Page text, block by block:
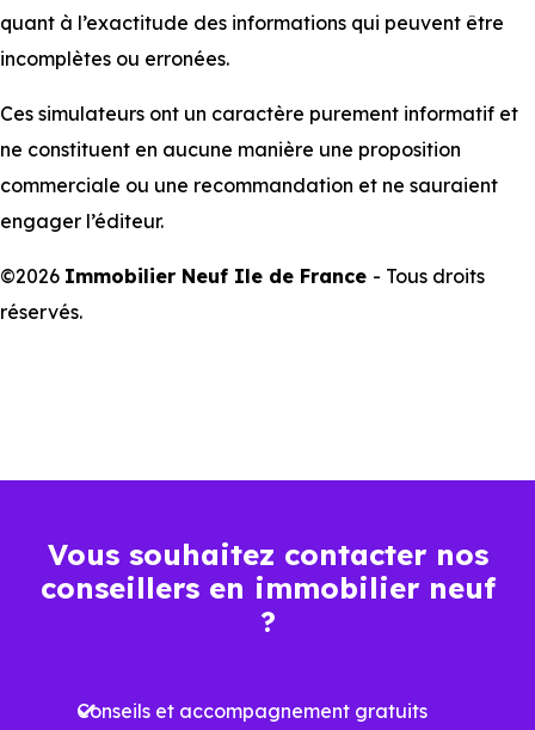
quant à l’exactitude des informations qui peuvent être
incomplètes ou erronées.
Ces simulateurs ont un caractère purement informatif et
ne constituent en aucune manière une proposition
commerciale ou une recommandation et ne sauraient
engager l’éditeur.
©2026 Immobilier Neuf Ile de France - Tous droits
réservés.
Vous souhaitez contacter nos
conseillers en immobilier neuf
?
Conseils et accompagnement gratuits